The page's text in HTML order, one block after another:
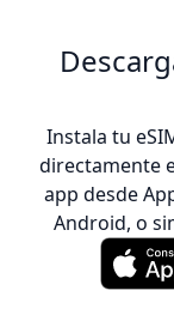
Instala tu
directamente
app desde
Android, o